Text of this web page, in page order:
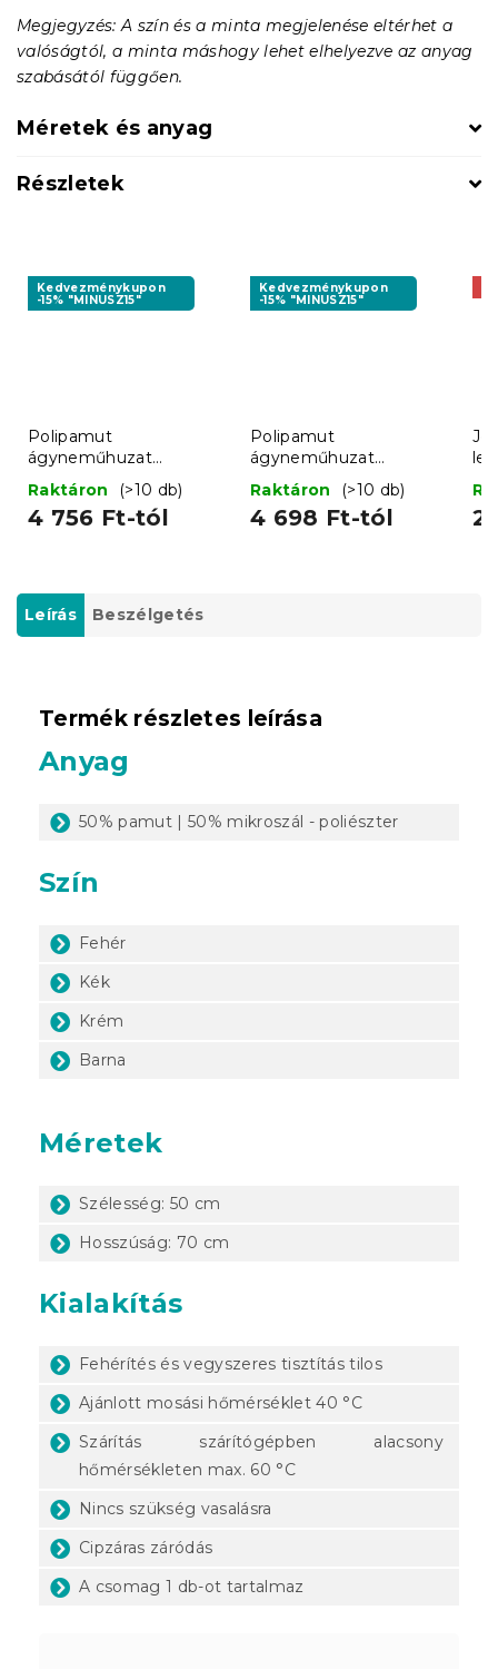
Megjegyzés: A szín és a minta megjelenése eltérhet a
valóságtól, a minta máshogy lehet elhelyezve az anyag
szabásától függően.
Méretek és anyag
Részletek
Kedvezménykupon
-15% "MINUSZ15"
Polipamut
ágyneműhuzat
LIGHTHOUSE POLY kék
Raktáron (>10 db)
4 756 Ft-tól
Kedvezménykupon
-15% "MINUSZ15"
Polipamut
ágyneműhuzat
WOODEN HOUSES
POLY színes
Raktáron (>10 db)
4 698 Ft-tól 2
Leírás Beszélgetés
Termék részletes leírása
Anyag
50% pamut | 50% mikroszál - poliészter
Szín
Fehér
Kék
Krém
Barna
Méretek
Szélesség: 50 cm
Hosszúság: 70 cm
Kialakítás
Fehérítés és vegyszeres tisztítás tilos
Ajánlott mosási hőmérséklet 40 °C
Szárítás szárítógépben alacsony
hőmérsékleten max. 60 °C
Nincs szükség vasalásra
Cipzáras záródás
A csomag 1 db-ot tartalmaz